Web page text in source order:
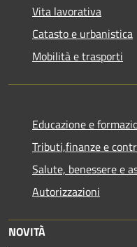
Vita lavorativa
Catasto e urbanistica
Mobilità e trasporti
Educazione e
Tributi,finanze e
Salute, benessere e
Autorizzazioni
NOVITÀ